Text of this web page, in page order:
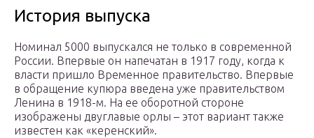
История выпуска
Номинал 5000 выпускался не только в современной
России. Впервые он напечатан в 1917 году, когда к
власти пришло Временное правительство. Впервые
в обращение купюра введена уже правительством
Ленина в 1918-м. На ее оборотной стороне
изображены двуглавые орлы – этот вариант также
известен как «керенский».